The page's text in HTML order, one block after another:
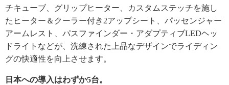
チキューブ、グリップヒーター、カスタムステッチを施し
たヒーター＆クーラー付き2アップシート、パッセンジャー
アームレスト、パスファインダー・アダプティブLEDヘッ
ドライトなどが、洗練された上品なデザインでライディン
グの快適性を向上させます。
日本への導入はわずか5台。